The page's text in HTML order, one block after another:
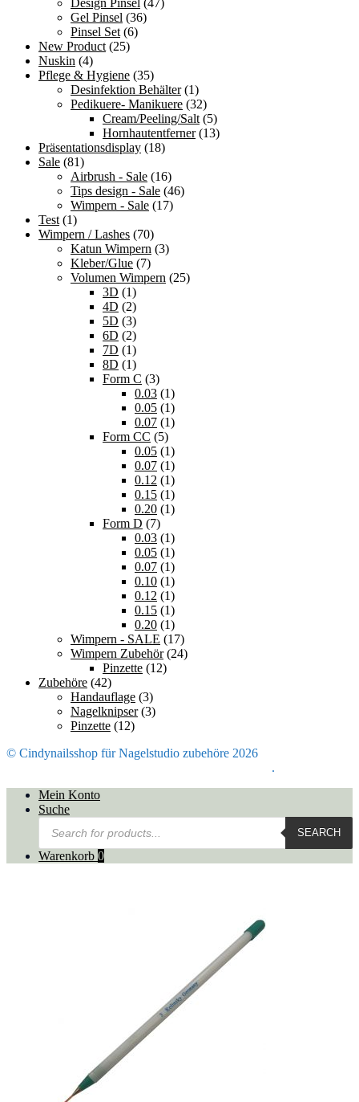
Design Pinsel (47)
Gel Pinsel (36)
Pinsel Set (6)
New Product (25)
Nuskin (4)
Pflege & Hygiene (35)
Desinfektion Behälter (1)
Pedikuere- Manikuere (32)
Cream/Peeling/Salt (5)
Hornhautentferner (13)
Präsentationsdisplay (18)
Sale (81)
Airbrush - Sale (16)
Tips design - Sale (46)
Wimpern - Sale (17)
Test (1)
Wimpern / Lashes (70)
Katun Wimpern (3)
Kleber/Glue (7)
Volumen Wimpern (25)
3D (1)
4D (2)
5D (3)
6D (2)
7D (1)
8D (1)
Form C (3)
0.03 (1)
0.05 (1)
0.07 (1)
Form CC (5)
0.05 (1)
0.07 (1)
0.12 (1)
0.15 (1)
0.20 (1)
Form D (7)
0.03 (1)
0.05 (1)
0.07 (1)
0.10 (1)
0.12 (1)
0.15 (1)
0.20 (1)
Wimpern - SALE (17)
Wimpern Zubehör (24)
Pinzette (12)
Zubehöre (42)
Handauflage (3)
Nagelknipser (3)
Pinzette (12)
© Cindynailsshop für Nagelstudio zubehöre 2026
.
Mein Konto
Suche
Products
search
SEARCH
Warenkorb 0